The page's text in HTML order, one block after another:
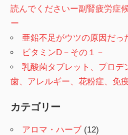
読んでくださいー副腎疲労症
ー
亜鉛不足がウツの原因だっ
ビタミンD－その１－
乳酸菌タブレット、プロデ
歯、アレルギー、花粉症、免
カテゴリー
アロマ・ハーブ(12)